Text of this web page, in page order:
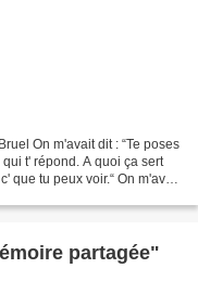
On m'avait dit : “Te poses
t' répond. A quoi ça sert
que tu peux voir.“ On m'avait
partagée"